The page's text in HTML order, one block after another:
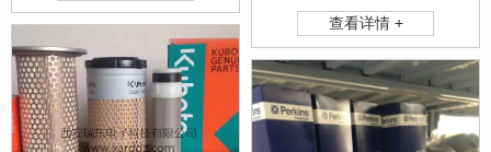
查看详情 +